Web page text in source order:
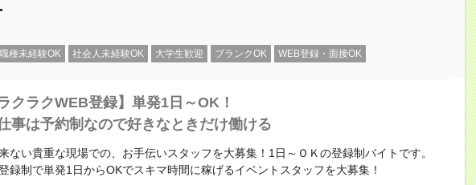
職種未経験OK 社会人未経験OK 大学生歓迎 ブランクOK WEB登録・面接OK
ラクラクWEB登録】単発1日～OK！
事は予約制なので好きなときだけ働ける
ない貴重な現場での、お手伝いスタッフを大募集！1日～ＯＫの登録制バイトです。
録制で単発1日からOKでスキマ時間に稼げるイベントスタッフを大募集！